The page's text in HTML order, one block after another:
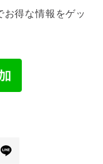
得な情報をゲッ